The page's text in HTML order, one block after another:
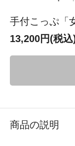
手付こっぷ「
13,200円(税込
商品の説明